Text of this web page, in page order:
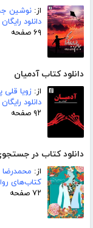
از: نوشین
دانلود
۶۹ صفحه
دانلود کتاب آدمیان
از: زویا قلی
دانلود
۹۲ صفحه
دانلود کتاب در
از:
کتاب‌های
۷۲ صفحه